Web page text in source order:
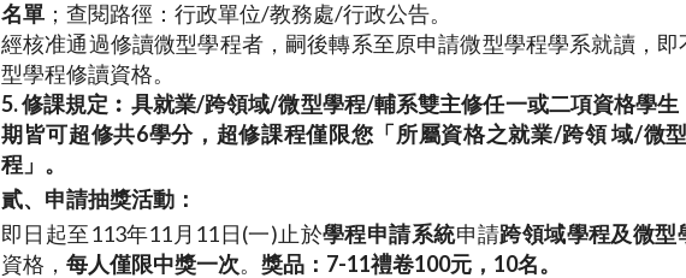
名單；查閱路徑：行政單位/教務處/行政公告。
經核准通過修讀微型學程者，嗣後轉系至原申請微型學程學系就讀，
型學程修讀資格。
5. 修課規定︰具就業/跨領域/微型學程/輔系雙主修任一或二項資格學
期皆可超修共6學分，超修課程僅限您「所屬資格之就業/跨領 域/微
程」。
貳、 申請抽獎活動：
即日起至113年11月11日(一)止於學程申請系統申請跨領域學程及微型
資格， 每人僅限中獎一次。 獎品： 7-11禮卷100元， 10名。